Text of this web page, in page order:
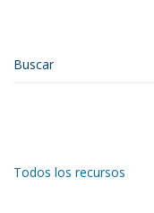
Todos los recursos